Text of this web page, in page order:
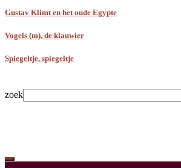
Gustav Klimt en het oude Egypte
Vogels (m), de klauwier
Spiegeltje, spiegeltje
zoek